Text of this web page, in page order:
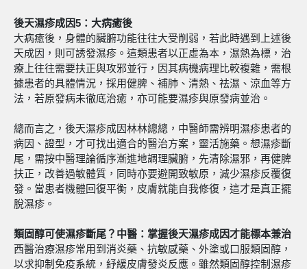
後天濕疹成因5 ：大病癒後
大病癒後，身體的臟腑功能往往大受削弱，若此時遇到上述後
天成因，則可誘發濕疹。這類患者以正虛為本，濕熱為標，治
療上往往需要扶正與攻邪並行，因其病機病理比較複雜，需根
據患者的具體情況，採用健脾、補肺、清熱、祛濕、涼血等方
法，若原發病未徹底治癒，亦可能要濕疹與原發病並治。
總而言之，後天濕疹成因林林總總，中醫師需辨明濕疹患者的
病因、證型，才可找出適合的醫治方案，靈活施藥。想濕疹斷
尾，需按中醫理論循序漸進地調理臟腑，先清除濕邪，再健脾
扶正，改善過敏體質，同時亦要避開致敏原，減少濕疹反覆復
發。當患者機體回復平衡，皮膚就能自我修復，這才是真正擺
脫濕疹。
類固醇可使濕疹斷尾？中醫：掌握後天濕疹成因才能標本兼治
西醫治療濕疹常用到消炎藥、抗敏感藥、外塗或口服類固醇，
以求抑制免疫系統，紓緩皮膚發炎反應。雖然類固醇控制濕疹